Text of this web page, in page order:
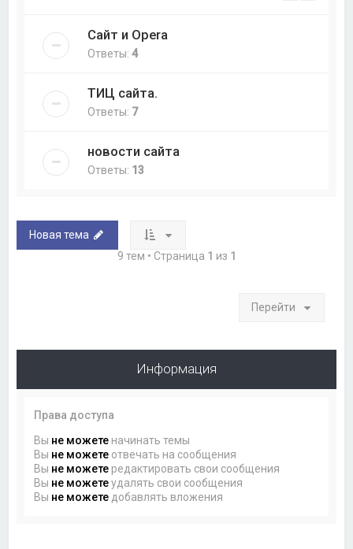
Сайт и Opera
Ответы:4
ТИЦ сайта.
Ответы: 7
новости сайта
Ответы: 13
Новая тема
9 тем • Страница 1 из 1
Перейти
Информация
Права доступа
Вы не можете начинать темы
Вы не можете отвечать на сообщения
Вы не можете редактировать свои сообщения
Вы не можетеудалять свои сообщения
Вы не можете добавлять вложения